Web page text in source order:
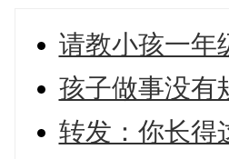
请教小孩一年
孩子做事没有
转发：你长得